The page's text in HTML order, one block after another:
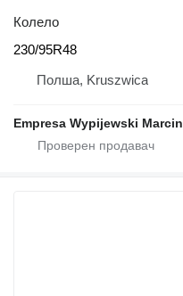
Колело
230/95R48
Полша, Kruszwica
Empresa Wypijewski Marcin